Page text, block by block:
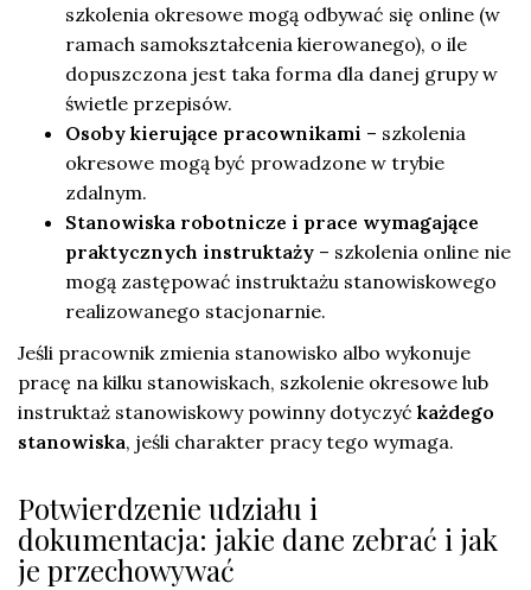
szkolenia okresowe mogą odbywać się online (w
ramach samokształcenia kierowanego), o ile
dopuszczona jest taka forma dla danej grupy w
świetle przepisów.
Osoby kierujące pracownikami – szkolenia
okresowe mogą być prowadzone w trybie
zdalnym.
Stanowiska robotnicze i prace wymagające
praktycznych instruktaży – szkolenia online nie
mogą zastępować instruktażu stanowiskowego
realizowanego stacjonarnie.
Jeśli pracownik zmienia stanowisko albo wykonuje
pracę na kilku stanowiskach, szkolenie okresowe lub
instruktaż stanowiskowy powinny dotyczyć każdego
stanowiska, jeśli charakter pracy tego wymaga.
Potwierdzenie udziału i
dokumentacja: jakie dane zebrać i jak
je przechowywać